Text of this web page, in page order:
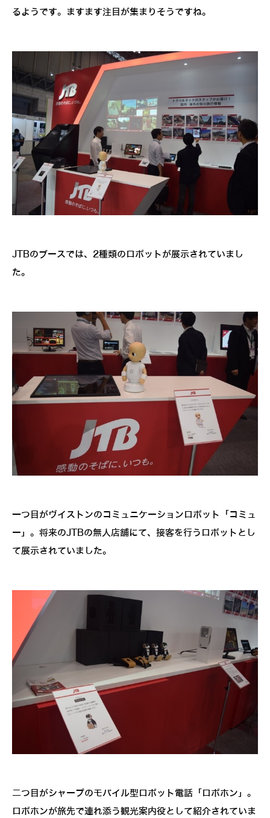
るようです。ますます注目が集まりそうですね。
JTBのブースでは、2種類のロボットが展示されていまし
た。
一つ目がヴイストンのコミュニケーションロボット「コミュ
ー」。将来のJTBの無人店舗にて、接客を行うロボットとし
て展示されていました。
二つ目がシャープのモバイル型ロボット電話「ロボホン」。
ロボホンが旅先で連れ添う観光案内役として紹介されていま